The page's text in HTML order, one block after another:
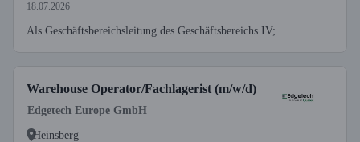
18.07.2026
Als Geschäftsbereichsleitung des Geschäftsbereichs IV;...
Warehouse Operator/Fachlagerist (m/w/d)
Edgetech Europe GmbH
Heinsberg